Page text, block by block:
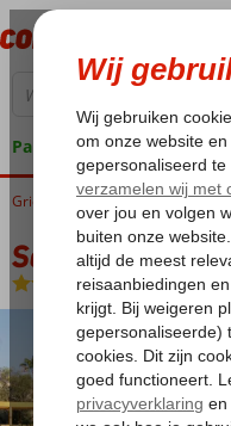
Pakketgarantie
Home
Griekenland Corfu Messonghi
Sentido Apollo
Halfpension-